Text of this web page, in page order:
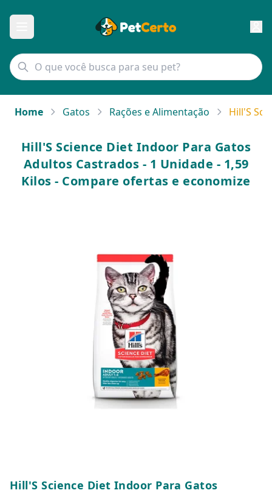
Home Gatos Rações e Alimentação Hill'S
Hill'S Science Diet Indoor Para Gatos
Adultos Castrados - 1 Unidade - 1,59
Kilos - Compare ofertas e economize
Hill'S Science Diet Indoor Para Gatos